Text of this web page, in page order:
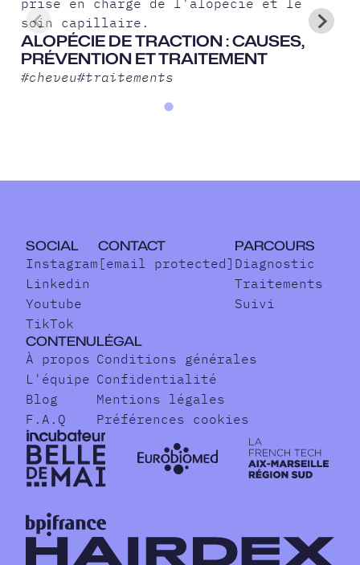
ALOPÉCIE DE TRACTION : CAUSES,
PRÉVENTION ET TRAITEMENT
#cheveu#traitements
SOCIAL
Instagram
Linkedin
Youtube
TikTok
CONTACT
[email protected]
PARCOURS
Diagnostic
Traitements
Suivi
CONTENU
À propos
L'équipe
Blog
F.A.Q
LÉGAL
Conditions générales
Confidentialité
Mentions légales
Préférences cookies